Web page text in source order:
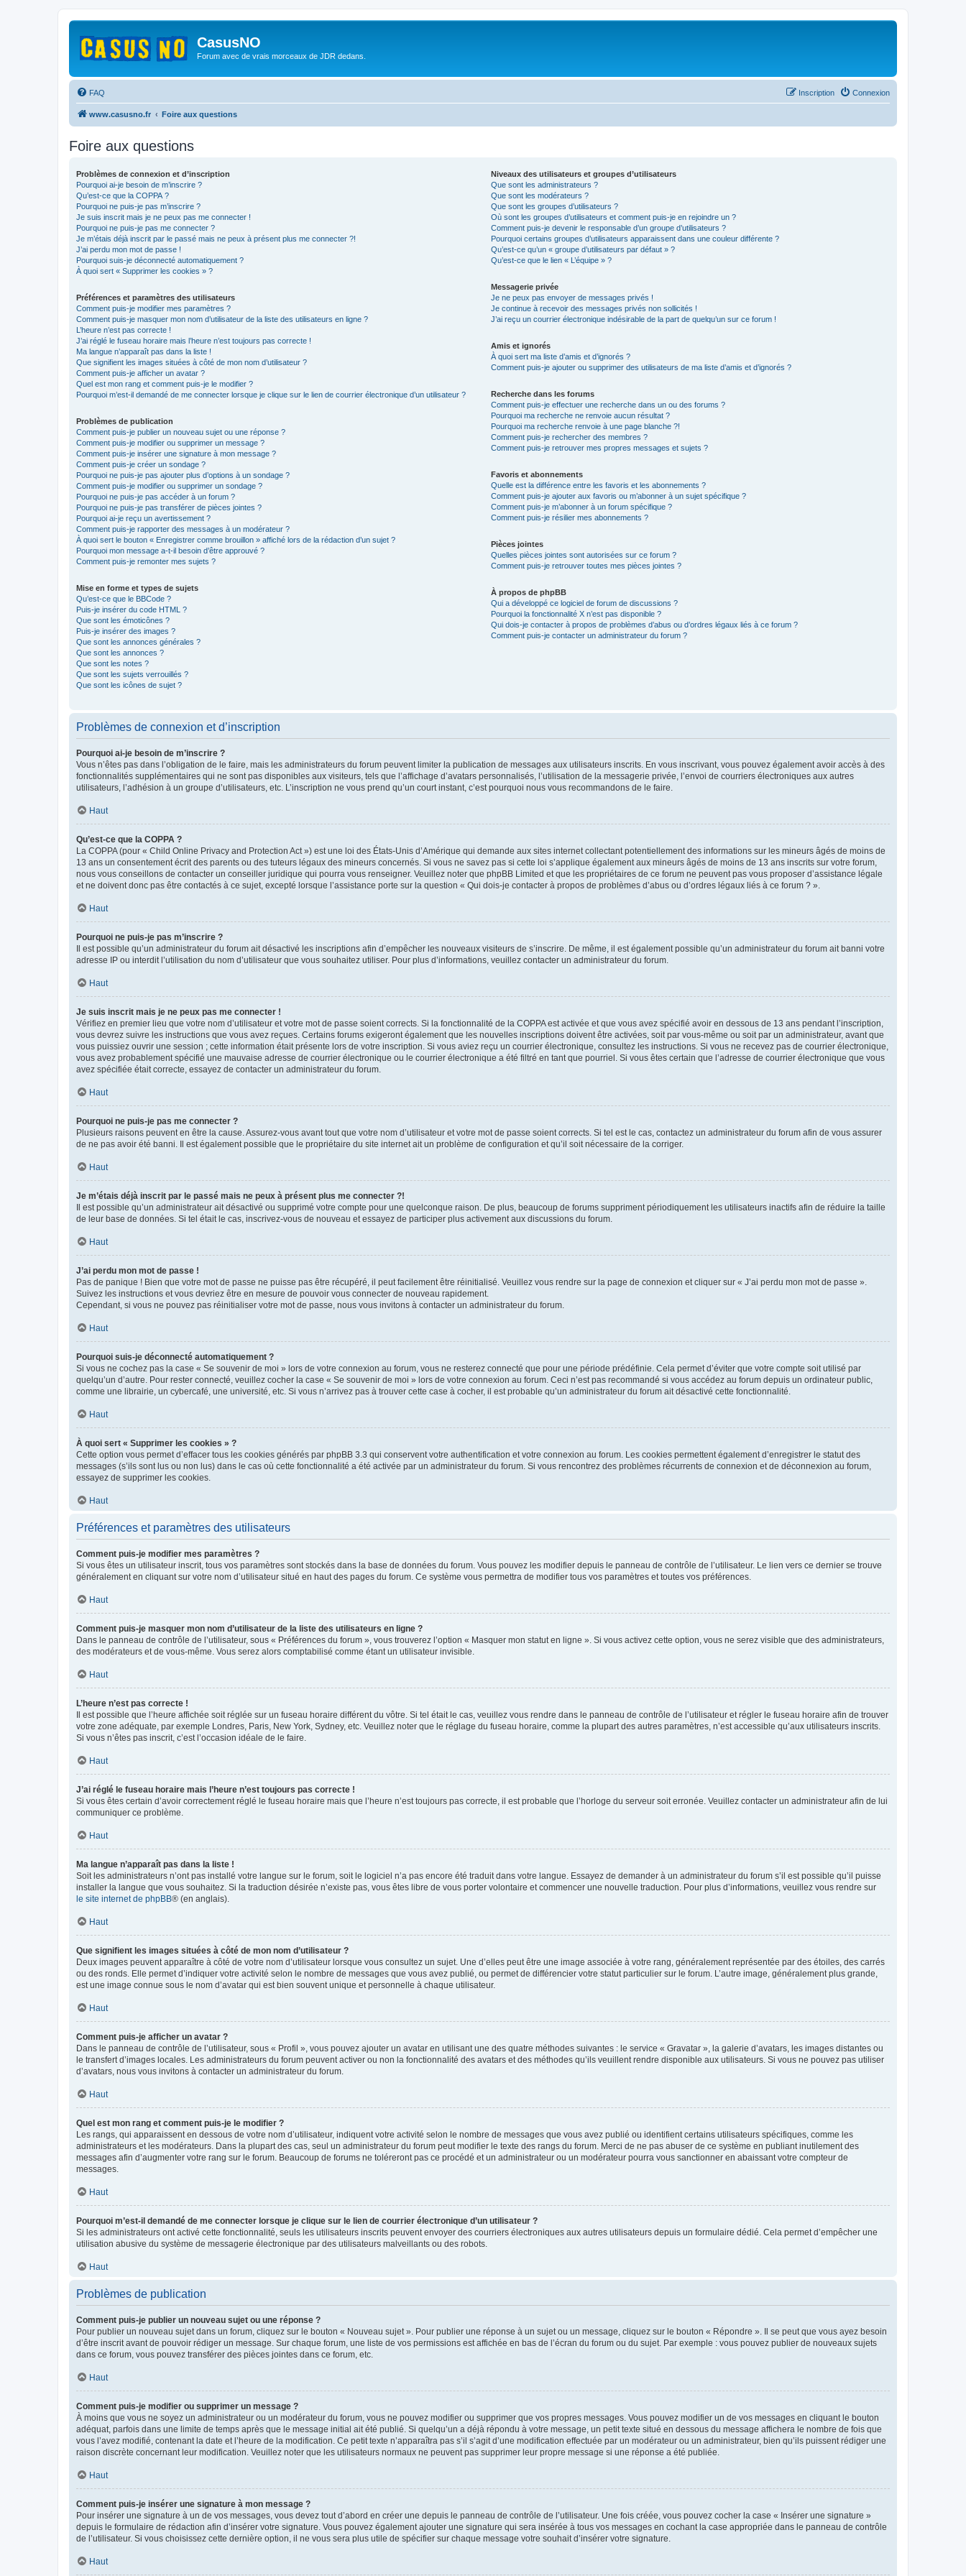
CasusNO
Forum avec de vrais morceaux de JDR dedans.
FAQ Connexion
Inscription
www.casusno.fr Foire aux questions
Foire aux questions
Problèmes de connexion et d’inscription
Pourquoi ai-je besoin de m’inscrire ?
Qu’est-ce que la COPPA ?
Pourquoi ne puis-je pas m’inscrire ?
Je suis inscrit mais je ne peux pas me connecter !
Pourquoi ne puis-je pas me connecter ?
Je m’étais déjà inscrit par le passé mais ne peux à présent plus me connecter ?!
J’ai perdu mon mot de passe !
Pourquoi suis-je déconnecté automatiquement ?
À quoi sert « Supprimer les cookies » ?
Préférences et paramètres des utilisateurs
Comment puis-je modifier mes paramètres ?
Comment puis-je masquer mon nom d’utilisateur de la liste des utilisateurs en ligne ?
L’heure n’est pas correcte !
J’ai réglé le fuseau horaire mais l’heure n’est toujours pas correcte !
Ma langue n’apparaît pas dans la liste !
Que signifient les images situées à côté de mon nom d’utilisateur ?
Comment puis-je afficher un avatar ?
Quel est mon rang et comment puis-je le modifier ?
Pourquoi m’est-il demandé de me connecter lorsque je clique sur le lien de courrier électronique d’un utilisateur ?
Problèmes de publication
Comment puis-je publier un nouveau sujet ou une réponse ?
Comment puis-je modifier ou supprimer un message ?
Comment puis-je insérer une signature à mon message ?
Comment puis-je créer un sondage ?
Pourquoi ne puis-je pas ajouter plus d’options à un sondage ?
Comment puis-je modifier ou supprimer un sondage ?
Pourquoi ne puis-je pas accéder à un forum ?
Pourquoi ne puis-je pas transférer de pièces jointes ?
Pourquoi ai-je reçu un avertissement ?
Comment puis-je rapporter des messages à un modérateur ?
À quoi sert le bouton « Enregistrer comme brouillon » affiché lors de la rédaction d’un sujet ?
Pourquoi mon message a-t-il besoin d’être approuvé ?
Comment puis-je remonter mes sujets ?
Mise en forme et types de sujets
Qu’est-ce que le BBCode ?
Puis-je insérer du code HTML ?
Que sont les émoticônes ?
Puis-je insérer des images ?
Que sont les annonces générales ?
Que sont les annonces ?
Que sont les notes ?
Que sont les sujets verrouillés ?
Que sont les icônes de sujet ?
Niveaux des utilisateurs et groupes d’utilisateurs
Que sont les administrateurs ?
Que sont les modérateurs ?
Que sont les groupes d’utilisateurs ?
Où sont les groupes d’utilisateurs et comment puis-je en rejoindre un ?
Comment puis-je devenir le responsable d’un groupe d’utilisateurs ?
Pourquoi certains groupes d’utilisateurs apparaissent dans une couleur différente ?
Qu’est-ce qu’un « groupe d’utilisateurs par défaut » ?
Qu’est-ce que le lien « L’équipe » ?
Messagerie privée
Je ne peux pas envoyer de messages privés !
Je continue à recevoir des messages privés non sollicités !
J’ai reçu un courrier électronique indésirable de la part de quelqu’un sur ce forum !
Amis et ignorés
À quoi sert ma liste d’amis et d’ignorés ?
Comment puis-je ajouter ou supprimer des utilisateurs de ma liste d’amis et d’ignorés ?
Recherche dans les forums
Comment puis-je effectuer une recherche dans un ou des forums ?
Pourquoi ma recherche ne renvoie aucun résultat ?
Pourquoi ma recherche renvoie à une page blanche ?!
Comment puis-je rechercher des membres ?
Comment puis-je retrouver mes propres messages et sujets ?
Favoris et abonnements
Quelle est la différence entre les favoris et les abonnements ?
Comment puis-je ajouter aux favoris ou m’abonner à un sujet spécifique ?
Comment puis-je m’abonner à un forum spécifique ?
Comment puis-je résilier mes abonnements ?
Pièces jointes
Quelles pièces jointes sont autorisées sur ce forum ?
Comment puis-je retrouver toutes mes pièces jointes ?
À propos de phpBB
Qui a développé ce logiciel de forum de discussions ?
Pourquoi la fonctionnalité X n’est pas disponible ?
Qui dois-je contacter à propos de problèmes d’abus ou d’ordres légaux liés à ce forum ?
Comment puis-je contacter un administrateur du forum ?
Problèmes de connexion et d’inscription
Pourquoi ai-je besoin de m’inscrire ?
Vous n’êtes pas dans l’obligation de le faire, mais les administrateurs du forum peuvent limiter la publication de messages aux utilisateurs inscrits. En vous inscrivant, vous pouvez également avoir accès à des
fonctionnalités supplémentaires qui ne sont pas disponibles aux visiteurs, tels que l’affichage d’avatars personnalisés, l’utilisation de la messagerie privée, l’envoi de courriers électroniques aux autres
utilisateurs, l’adhésion à un groupe d’utilisateurs, etc. L’inscription ne vous prend qu’un court instant, c’est pourquoi nous vous recommandons de le faire.
Haut
Qu’est-ce que la COPPA ?
La COPPA (pour « Child Online Privacy and Protection Act ») est une loi des États-Unis d’Amérique qui demande aux sites internet collectant potentiellement des informations sur les mineurs âgés de moins de
13 ans un consentement écrit des parents ou des tuteurs légaux des mineurs concernés. Si vous ne savez pas si cette loi s’applique également aux mineurs âgés de moins de 13 ans inscrits sur votre forum,
nous vous conseillons de contacter un conseiller juridique qui pourra vous renseigner. Veuillez noter que phpBB Limited et que les propriétaires de ce forum ne peuvent pas vous proposer d’assistance légale
et ne doivent donc pas être contactés à ce sujet, excepté lorsque l’assistance porte sur la question « Qui dois-je contacter à propos de problèmes d’abus ou d’ordres légaux liés à ce forum ? ».
Haut
Pourquoi ne puis-je pas m’inscrire ?
Il est possible qu’un administrateur du forum ait désactivé les inscriptions afin d’empêcher les nouveaux visiteurs de s’inscrire. De même, il est également possible qu’un administrateur du forum ait banni votre
adresse IP ou interdit l’utilisation du nom d’utilisateur que vous souhaitez utiliser. Pour plus d’informations, veuillez contacter un administrateur du forum.
Haut
Je suis inscrit mais je ne peux pas me connecter !
Vérifiez en premier lieu que votre nom d’utilisateur et votre mot de passe soient corrects. Si la fonctionnalité de la COPPA est activée et que vous avez spécifié avoir en dessous de 13 ans pendant l’inscription,
vous devrez suivre les instructions que vous avez reçues. Certains forums exigeront également que les nouvelles inscriptions doivent être activées, soit par vous-même ou soit par un administrateur, avant que
vous puissiez ouvrir une session ; cette information était présente lors de votre inscription. Si vous aviez reçu un courrier électronique, consultez les instructions. Si vous ne recevez pas de courrier électronique,
vous avez probablement spécifié une mauvaise adresse de courrier électronique ou le courrier électronique a été filtré en tant que pourriel. Si vous êtes certain que l’adresse de courrier électronique que vous
avez spécifiée était correcte, essayez de contacter un administrateur du forum.
Haut
Pourquoi ne puis-je pas me connecter ?
Plusieurs raisons peuvent en être la cause. Assurez-vous avant tout que votre nom d’utilisateur et votre mot de passe soient corrects. Si tel est le cas, contactez un administrateur du forum afin de vous assurer
de ne pas avoir été banni. Il est également possible que le propriétaire du site internet ait un problème de configuration et qu’il soit nécessaire de la corriger.
Haut
Je m’étais déjà inscrit par le passé mais ne peux à présent plus me connecter ?!
Il est possible qu’un administrateur ait désactivé ou supprimé votre compte pour une quelconque raison. De plus, beaucoup de forums suppriment périodiquement les utilisateurs inactifs afin de réduire la taille
de leur base de données. Si tel était le cas, inscrivez-vous de nouveau et essayez de participer plus activement aux discussions du forum.
Haut
J’ai perdu mon mot de passe !
Pas de panique ! Bien que votre mot de passe ne puisse pas être récupéré, il peut facilement être réinitialisé. Veuillez vous rendre sur la page de connexion et cliquer sur « J’ai perdu mon mot de passe ».
Suivez les instructions et vous devriez être en mesure de pouvoir vous connecter de nouveau rapidement.
Cependant, si vous ne pouvez pas réinitialiser votre mot de passe, nous vous invitons à contacter un administrateur du forum.
Haut
Pourquoi suis-je déconnecté automatiquement ?
Si vous ne cochez pas la case « Se souvenir de moi » lors de votre connexion au forum, vous ne resterez connecté que pour une période prédéfinie. Cela permet d’éviter que votre compte soit utilisé par
quelqu’un d’autre. Pour rester connecté, veuillez cocher la case « Se souvenir de moi » lors de votre connexion au forum. Ceci n’est pas recommandé si vous accédez au forum depuis un ordinateur public,
comme une librairie, un cybercafé, une université, etc. Si vous n’arrivez pas à trouver cette case à cocher, il est probable qu’un administrateur du forum ait désactivé cette fonctionnalité.
Haut
À quoi sert « Supprimer les cookies » ?
Cette option vous permet d’effacer tous les cookies générés par phpBB 3.3 qui conservent votre authentification et votre connexion au forum. Les cookies permettent également d’enregistrer le statut des
messages (s’ils sont lus ou non lus) dans le cas où cette fonctionnalité a été activée par un administrateur du forum. Si vous rencontrez des problèmes récurrents de connexion et de déconnexion au forum,
essayez de supprimer les cookies.
Haut
Préférences et paramètres des utilisateurs
Comment puis-je modifier mes paramètres ?
Si vous êtes un utilisateur inscrit, tous vos paramètres sont stockés dans la base de données du forum. Vous pouvez les modifier depuis le panneau de contrôle de l’utilisateur. Le lien vers ce dernier se trouve
généralement en cliquant sur votre nom d’utilisateur situé en haut des pages du forum. Ce système vous permettra de modifier tous vos paramètres et toutes vos préférences.
Haut
Comment puis-je masquer mon nom d’utilisateur de la liste des utilisateurs en ligne ?
Dans le panneau de contrôle de l’utilisateur, sous « Préférences du forum », vous trouverez l’option « Masquer mon statut en ligne ». Si vous activez cette option, vous ne serez visible que des administrateurs,
des modérateurs et de vous-même. Vous serez alors comptabilisé comme étant un utilisateur invisible.
Haut
L’heure n’est pas correcte !
Il est possible que l’heure affichée soit réglée sur un fuseau horaire différent du vôtre. Si tel était le cas, veuillez vous rendre dans le panneau de contrôle de l’utilisateur et régler le fuseau horaire afin de trouver
votre zone adéquate, par exemple Londres, Paris, New York, Sydney, etc. Veuillez noter que le réglage du fuseau horaire, comme la plupart des autres paramètres, n’est accessible qu’aux utilisateurs inscrits.
Si vous n’êtes pas inscrit, c’est l’occasion idéale de le faire.
Haut
J’ai réglé le fuseau horaire mais l’heure n’est toujours pas correcte !
Si vous êtes certain d’avoir correctement réglé le fuseau horaire mais que l’heure n’est toujours pas correcte, il est probable que l’horloge du serveur soit erronée. Veuillez contacter un administrateur afin de lui
communiquer ce problème.
Haut
Ma langue n’apparaît pas dans la liste !
Soit les administrateurs n’ont pas installé votre langue sur le forum, soit le logiciel n’a pas encore été traduit dans votre langue. Essayez de demander à un administrateur du forum s’il est possible qu’il puisse
installer la langue que vous souhaitez. Si la traduction désirée n’existe pas, vous êtes libre de vous porter volontaire et commencer une nouvelle traduction. Pour plus d’informations, veuillez vous rendre sur
le site internet de phpBB® (en anglais).
Haut
Que signifient les images situées à côté de mon nom d’utilisateur ?
Deux images peuvent apparaître à côté de votre nom d’utilisateur lorsque vous consultez un sujet. Une d’elles peut être une image associée à votre rang, généralement représentée par des étoiles, des carrés
ou des ronds. Elle permet d’indiquer votre activité selon le nombre de messages que vous avez publié, ou permet de différencier votre statut particulier sur le forum. L’autre image, généralement plus grande,
est une image connue sous le nom d’avatar qui est bien souvent unique et personnelle à chaque utilisateur.
Haut
Comment puis-je afficher un avatar ?
Dans le panneau de contrôle de l’utilisateur, sous « Profil », vous pouvez ajouter un avatar en utilisant une des quatre méthodes suivantes : le service « Gravatar », la galerie d’avatars, les images distantes ou
le transfert d’images locales. Les administrateurs du forum peuvent activer ou non la fonctionnalité des avatars et des méthodes qu’ils veuillent rendre disponible aux utilisateurs. Si vous ne pouvez pas utiliser
d’avatars, nous vous invitons à contacter un administrateur du forum.
Haut
Quel est mon rang et comment puis-je le modifier ?
Les rangs, qui apparaissent en dessous de votre nom d’utilisateur, indiquent votre activité selon le nombre de messages que vous avez publié ou identifient certains utilisateurs spécifiques, comme les
administrateurs et les modérateurs. Dans la plupart des cas, seul un administrateur du forum peut modifier le texte des rangs du forum. Merci de ne pas abuser de ce système en publiant inutilement des
messages afin d’augmenter votre rang sur le forum. Beaucoup de forums ne toléreront pas ce procédé et un administrateur ou un modérateur pourra vous sanctionner en abaissant votre compteur de
messages.
Haut
Pourquoi m’est-il demandé de me connecter lorsque je clique sur le lien de courrier électronique d’un utilisateur ?
Si les administrateurs ont activé cette fonctionnalité, seuls les utilisateurs inscrits peuvent envoyer des courriers électroniques aux autres utilisateurs depuis un formulaire dédié. Cela permet d’empêcher une
utilisation abusive du système de messagerie électronique par des utilisateurs malveillants ou des robots.
Haut
Problèmes de publication
Comment puis-je publier un nouveau sujet ou une réponse ?
Pour publier un nouveau sujet dans un forum, cliquez sur le bouton « Nouveau sujet ». Pour publier une réponse à un sujet ou un message, cliquez sur le bouton « Répondre ». Il se peut que vous ayez besoin
d’être inscrit avant de pouvoir rédiger un message. Sur chaque forum, une liste de vos permissions est affichée en bas de l’écran du forum ou du sujet. Par exemple : vous pouvez publier de nouveaux sujets
dans ce forum, vous pouvez transférer des pièces jointes dans ce forum, etc.
Haut
Comment puis-je modifier ou supprimer un message ?
À moins que vous ne soyez un administrateur ou un modérateur du forum, vous ne pouvez modifier ou supprimer que vos propres messages. Vous pouvez modifier un de vos messages en cliquant le bouton
adéquat, parfois dans une limite de temps après que le message initial ait été publié. Si quelqu’un a déjà répondu à votre message, un petit texte situé en dessous du message affichera le nombre de fois que
vous l’avez modifié, contenant la date et l’heure de la modification. Ce petit texte n’apparaîtra pas s’il s’agit d’une modification effectuée par un modérateur ou un administrateur, bien qu’ils puissent rédiger une
raison discrète concernant leur modification. Veuillez noter que les utilisateurs normaux ne peuvent pas supprimer leur propre message si une réponse a été publiée.
Haut
Comment puis-je insérer une signature à mon message ?
Pour insérer une signature à un de vos messages, vous devez tout d’abord en créer une depuis le panneau de contrôle de l’utilisateur. Une fois créée, vous pouvez cocher la case « Insérer une signature »
depuis le formulaire de rédaction afin d’insérer votre signature. Vous pouvez également ajouter une signature qui sera insérée à tous vos messages en cochant la case appropriée dans le panneau de contrôle
de l’utilisateur. Si vous choisissez cette dernière option, il ne vous sera plus utile de spécifier sur chaque message votre souhait d’insérer votre signature.
Haut